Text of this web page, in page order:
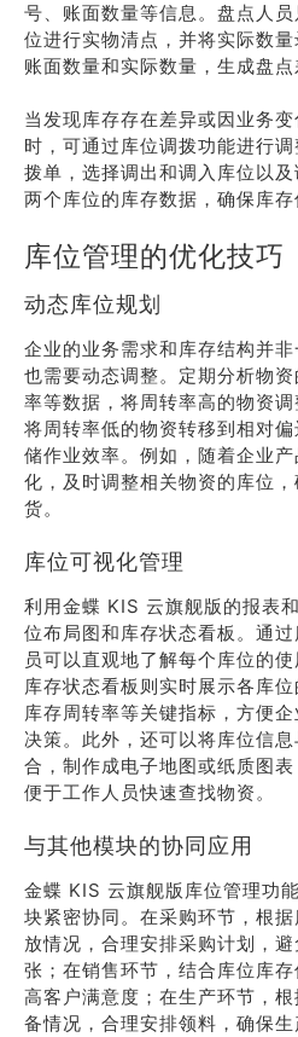
号、账面数量等信息。盘点人
位进行实物清点，并将实际数
账面数量和实际数量，生成盘点
当发现库存存在差异或因业务
时，可通过库位调拨功能进行
拨单，选择调出和调入库位以
两个库位的库存数据，确保库存
库位管理的优化技巧
动态库位规划
企业的业务需求和库存结构并
也需要动态调整。定期分析物
率等数据，将周转率高的物资
将周转率低的物资转移到相对
储作业效率。例如，随着企业
化，及时调整相关物资的库位
货。
库位可视化管理
利用金蝶 KIS 云旗舰版的报表
位布局图和库存状态看板。通
员可以直观地了解每个库位的
库存状态看板则实时展示各库位
库存周转率等关键指标，方便
决策。此外，还可以将库位信
合，制作成电子地图或纸质图
便于工作人员快速查找物资。
与其他模块的协同应用
金蝶 KIS 云旗舰版库位管理功
块紧密协同。在采购环节，根
放情况，合理安排采购计划，
张；在销售环节，结合库位库
高客户满意度；在生产环节，
备情况，合理安排领料，确保